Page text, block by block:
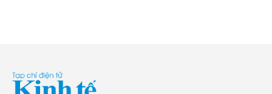
Thị trường